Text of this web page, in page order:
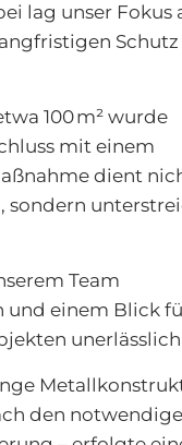
lag unser Fokus
100 m² wurde
mit einem
dient
sondern
Team
und einem Blick
den